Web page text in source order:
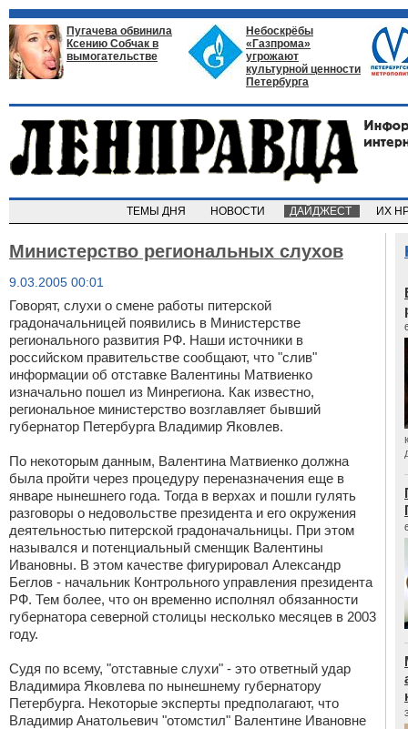
Пугачева обвинила
Ксению Собчак в
вымогательстве
Небоскрёбы
«Газпрома»
угрожают
культурной ценности
Петербурга
ТЕМЫ ДНЯ НОВОСТИ ДАЙДЖЕСТ ИХ
Министерство региональных слухов
9.03.2005 00:01
Говорят, слухи о смене работы питерской
градоначальницей появились в Министерстве
регионального развития РФ. Наши источники в
российском правительстве сообщают, что "слив"
информации об отставке Валентины Матвиенко
изначально пошел из Минрегиона. Как известно,
региональное министерство возглавляет бывший
губернатор Петербурга Владимир Яковлев.
По некоторым данным, Валентина Матвиенко должна
была пройти через процедуру переназначения еще в
январе нынешнего года. Тогда в верхах и пошли гулять
разговоры о недовольстве президента и его окружения
деятельностью питерской градоначальницы. При этом
назывался и потенциальный сменщик Валентины
Ивановны. В этом качестве фигурировал Александр
Беглов - начальник Контрольного управления президента
РФ. Тем более, что он временно исполнял обязанности
губернатора северной столицы несколько месяцев в 2003
году.
Судя по всему, "отставные слухи" - это ответный удар
Владимира Яковлева по нынешнему губернатору
Петербурга. Некоторые эксперты предполагают, что
Владимир Анатольевич "отомстил" Валентине Ивановне